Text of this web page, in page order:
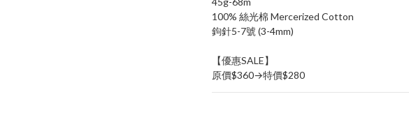
100% 絲光棉 Mercerized Cotton
鉤針5-7號 (3-4mm)
【優惠SALE】
原價$360→特價$280